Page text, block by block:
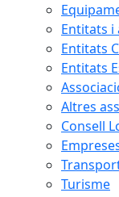
Entitats i
Entitats
Entitats
Altres
Consell
Turisme